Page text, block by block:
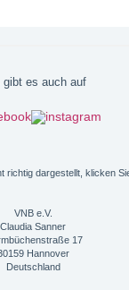
gibt es auch auf
richtig dargestellt, klicken
VNB e.V.
Claudia Sanner
17
Hannover
Deutschland